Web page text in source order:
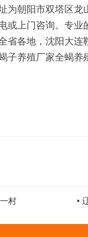
为朝阳市双塔区
或上门咨询。专
省各地，沈阳大
子养殖厂家全蝎养
村 •